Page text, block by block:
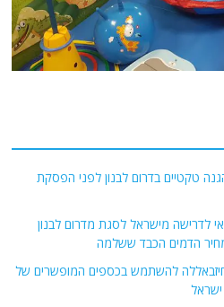
טקטיים בדרום לבנון לפני הפסקת
לדרישה מישראל לסגת מדרום לבנון
הדמים הכבד ששלמה
חיזבאללה להשתמש בכספים המופשרים של